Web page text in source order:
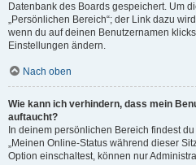
Datenbank des Boards gespeichert. Um
„Persönlichen Bereich“; der Link dazu
wenn du auf deinen Benutzernamen
Einstellungen ändern.
Nach oben
Wie kann ich verhindern, dass mein
auftaucht?
In deinem persönlichen Bereich findest
„Meinen Online-Status während dieser
Option einschaltest, können nur